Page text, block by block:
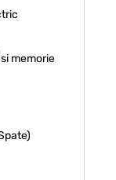
memorie